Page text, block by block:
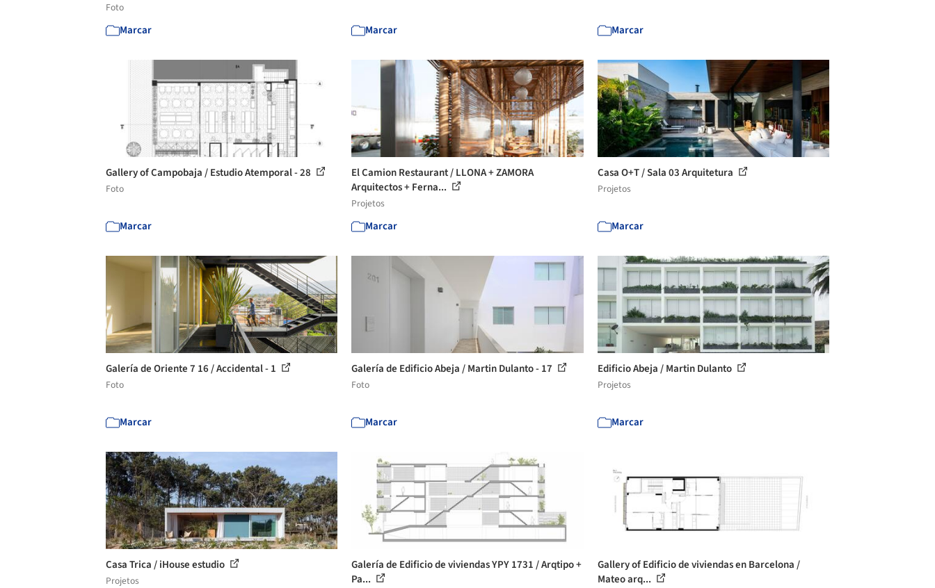
Foto
Marcar Marcar Marcar
Gallery of Campobaja / Estudio Atemporal - 28
Foto
Marcar
El Camion Restaurant / LLONA + ZAMORA
Arquitectos + Ferna...
Projetos
Marcar
Casa O+T / Sala 03 Arquitetura
Projetos
Marcar
Galería de Oriente 7 16 / Accidental - 1
Foto
Marcar
Galería de Edificio Abeja / Martin Dulanto - 17
Foto
Marcar
Edificio Abeja / Martin Dulanto
Projetos
Marcar
Casa Trica / iHouse estudio
Projetos
Galería de Edificio de viviendas YPY 1731 / Arqtipo +
Pa...
Gallery of Edificio de viviendas en Barcelona /
Mateo arq...